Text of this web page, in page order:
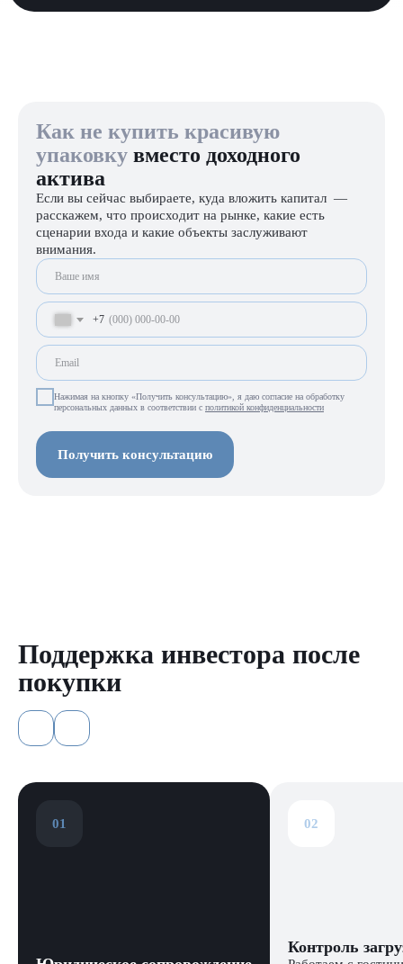
Как не купить красивую
упаковку вместо доходного
актива
Если вы сейчас выбираете, куда вложить капитал —
расскажем, что происходит на рынке, какие есть
сценарии входа и какие объекты заслуживают
внимания.
+7
Нажимая на кнопку «Получить консультацию», я даю согласие на обработку
персональных данных в соответствии с политикой конфиденциальности
Получить консультацию
Поддержка инвестора после
покупки
01 02
Контроль